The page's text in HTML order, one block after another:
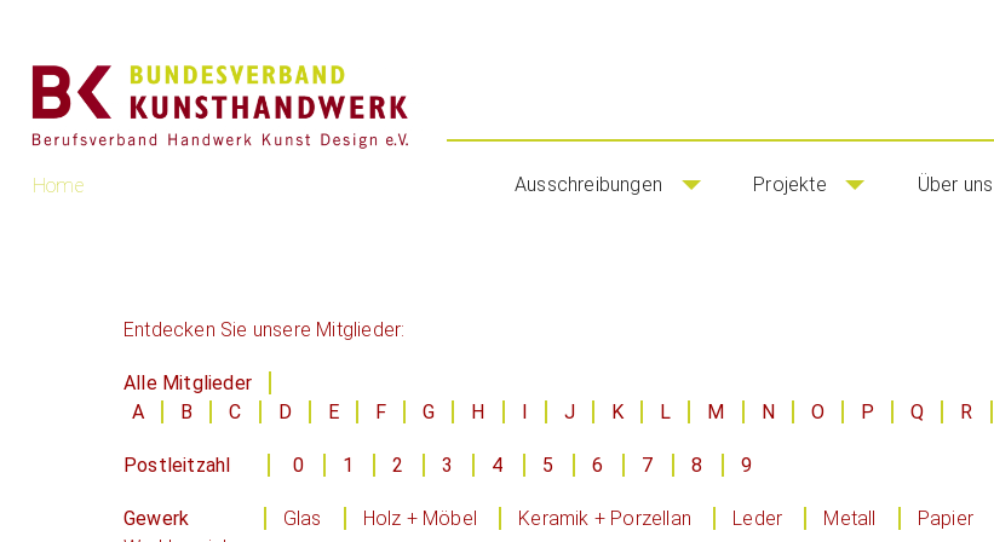
Home Ausschreibungen Projekte Über uns
Entdecken Sie unsere Mitglieder:
Alle Mitglieder
A
B C D E F G H I J K L M N O P Q R
Postleitzahl 0 1 2 3 4 5 6 7 8 9
Gewerk Glas Holz + Möbel Keramik + Porzellan Leder Metall Papier